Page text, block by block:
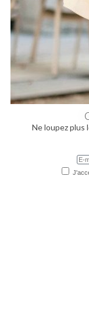
Ne loupez plus